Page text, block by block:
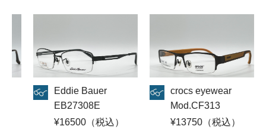
Bauer
（税込）
crocs eyewear
¥13750（税込）
athlete